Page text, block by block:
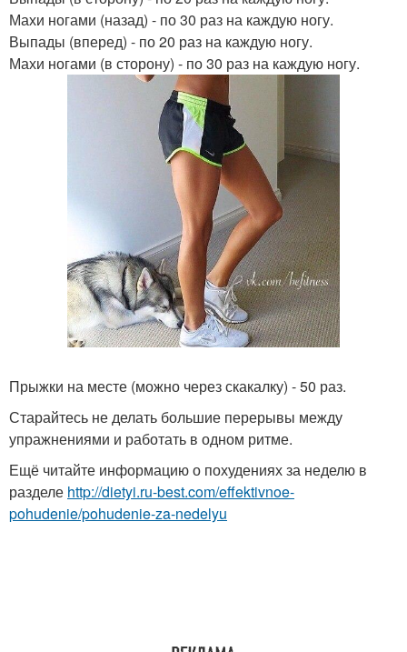
Махи ногами (назад) - по 30 раз на каждую ногу.
Выпады (вперед) - по 20 раз на каждую ногу.
Махи ногами (в сторону) - по 30 раз на каждую ногу.
Прыжки на месте (можно через скакалку) - 50 раз.
Старайтесь не делать большие перерывы между
упражнениями и работать в одном ритме.
Ещё читайте информацию о похудениях за неделю в
разделе http://dietyi.ru-best.com/effektivnoe-
pohudenie/pohudenie-za-nedelyu